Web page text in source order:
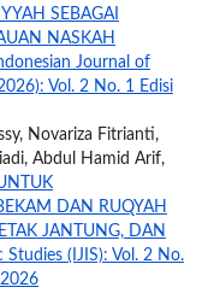
SEBAGAI
NASKAH
Journal of
Vol. 2 No. 1 Edisi
Novariza Fitrianti,
Abdul Hamid Arif,
DAN RUQYAH
JANTUNG, DAN
Studies (IJIS): Vol. 2 No.